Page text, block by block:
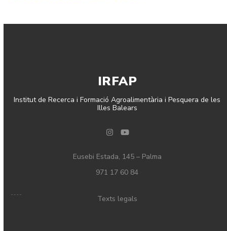
IRFAP
Institut de Recerca i Formació Agroalimentària i Pesquera de les
Illes Balears
Instagram
YouTube
Eusebi Estada, 145 – Palma
971 17 60 84
Texts legals